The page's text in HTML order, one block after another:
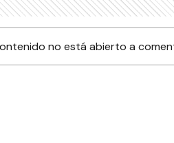
no está abierto a